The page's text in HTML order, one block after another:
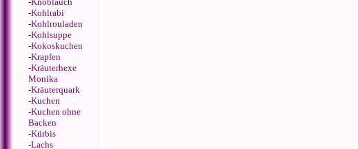
-Kohlrabi
-Kohlrouladen
-Kohlsuppe
-Kokoskuchen
-Krapfen
-Kräuterhexe
Monika
-Kräuterquark
-Kuchen
-Kuchen ohne
Backen
-Kürbis
-Lachs